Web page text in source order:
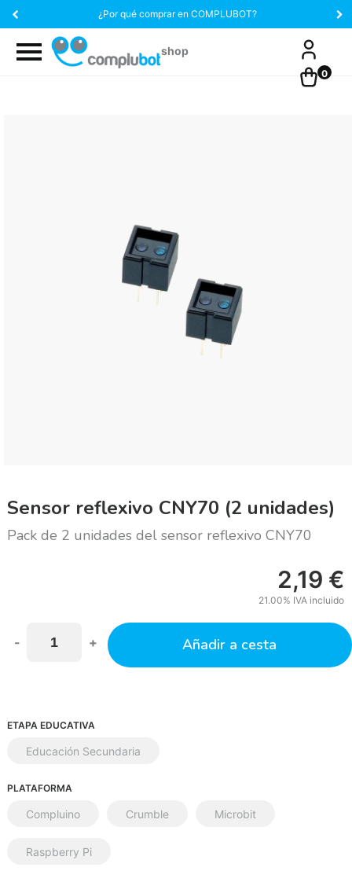
¿Por qué comprar en COMPLUBOT?
0
Sensor reflexivo CNY70 (2 unidades)
Pack de 2 unidades del sensor reflexivo CNY70
2,19 €
21.00% IVA incluido
- + Añadir a cesta
ETAPA EDUCATIVA
Educación Secundaria
PLATAFORMA
Compluino Crumble Microbit
Raspberry Pi